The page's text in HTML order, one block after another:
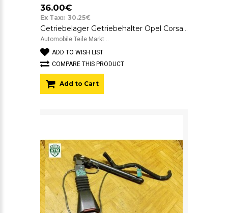
36.00€
Ex Tax:: 30.25€
Getriebelager Getriebehalter Opel Corsa C 9227883 GM
Automobile Teile Markt ..
ADD TO WISH LIST
COMPARE THIS PRODUCT
Add to Cart